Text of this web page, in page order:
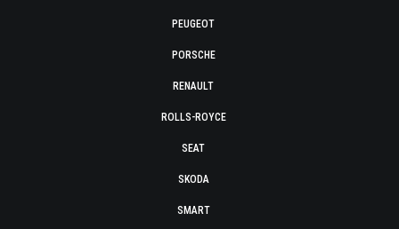
PEUGEOT
PORSCHE
RENAULT
ROLLS-ROYCE
SEAT
SKODA
SMART